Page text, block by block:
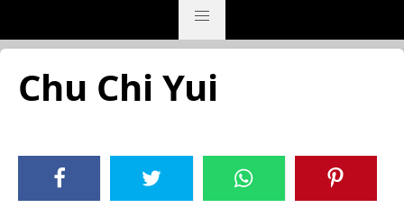
Chu Chi Yui